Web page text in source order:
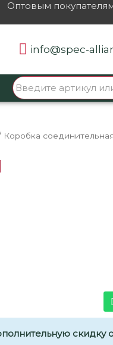
Оптовым
info@spec-
Коробка
скидку